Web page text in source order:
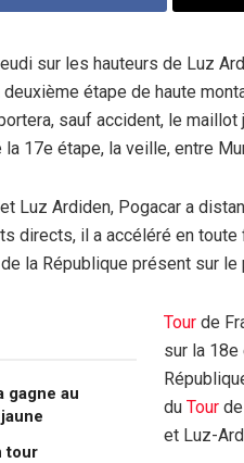
sur les hauteurs de Luz
étape de haute
sauf accident, le
17e étape, la veille, entre
Luz Ardiden, Pogacar a
directs, il a accéléré en
la République présent sur le
gagne au
tour
Tour de
sur la 18e
du Tour
et Luz-